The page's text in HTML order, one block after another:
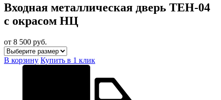
Входная металлическая дверь TEH-04
с окрасом НЦ
от 8 500 руб.
В корзину Купить в 1 клик